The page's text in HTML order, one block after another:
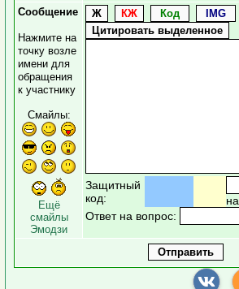
Сообщение
Нажмите на
точку возле
имени для
обращения
к участнику
Смайлы:
Ещё
смайлы
Эмодзи
Защитный
код:
на
Ответ на вопрос: